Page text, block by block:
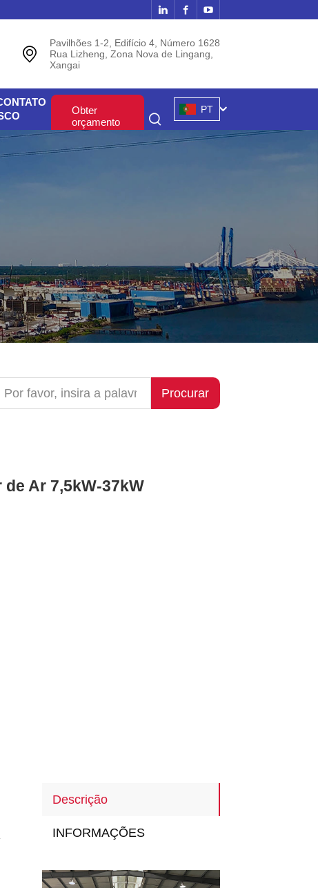
Pavilhões 1-2, Edifício 4, Número 1628
Rua Lizheng, Zona Nova de Lingang,
Xangai
Obter
orçamento
PT
Procurar
Ar 7,5kW-37kW
Descrição
INFORMAÇÕES